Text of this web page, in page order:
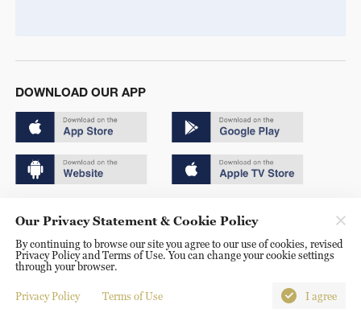
DOWNLOAD OUR APP
京ICP备20000184号
京公网安备 11010502050052号
Disinformation report hotline: 010-85061466
Our Privacy Statement & Cookie Policy
By continuing to browse our site you agree to our use of cookies, revised
Privacy Policy and Terms of Use. You can change your cookie settings
through your browser.
Privacy Policy Terms of Use I agree